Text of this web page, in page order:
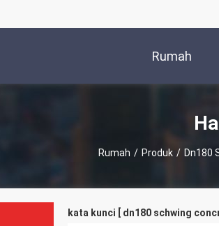
Rumah
Rumah / Produk / Dn180
kata kunci [ dn180 schwing